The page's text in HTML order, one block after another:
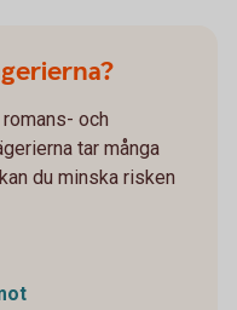
och
tar många
du minska risken